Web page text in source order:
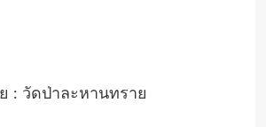
: วัดป่าละหานทราย